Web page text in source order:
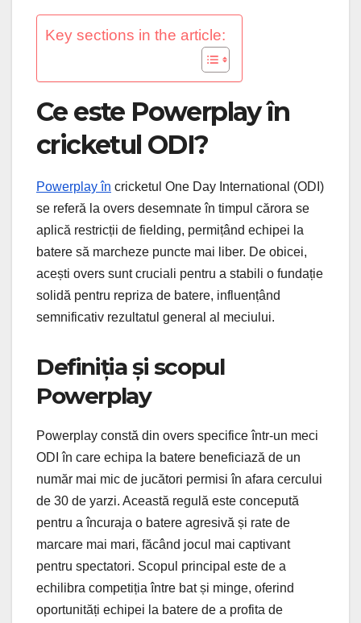
Key sections in the article:
Ce este Powerplay în
cricketul ODI?
Powerplay în cricketul One Day International (ODI)
se referă la overs desemnate în timpul cărora se
aplică restricții de fielding, permițând echipei la
batere să marcheze puncte mai liber. De obicei,
acești overs sunt cruciali pentru a stabili o fundație
solidă pentru repriza de batere, influențând
semnificativ rezultatul general al meciului.
Definiția și scopul
Powerplay
Powerplay constă din overs specifice într-un meci
ODI în care echipa la batere beneficiază de un
număr mai mic de jucători permisi în afara cercului
de 30 de yarzi. Această regulă este concepută
pentru a încuraja o batere agresivă și rate de
marcare mai mari, făcând jocul mai captivant
pentru spectatori. Scopul principal este de a
echilibra competiția între bat și minge, oferind
oportunități echipei la batere de a profita de